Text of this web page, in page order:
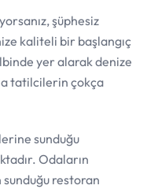
şüphesiz
kaliteli bir başlangıç
yer alarak denize
tatilcilerin çokça
sunduğu
Odaların
restoran